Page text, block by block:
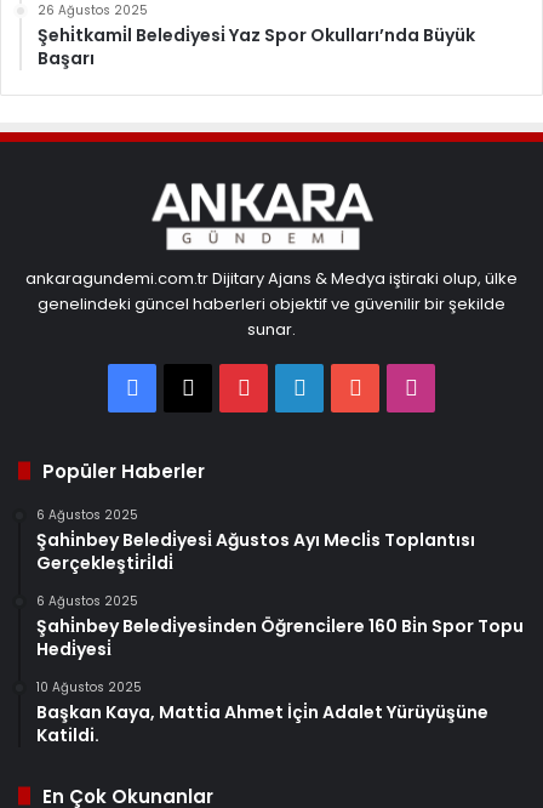
26 Ağustos 2025
Şehi̇tkami̇l Beledi̇yesi̇ Yaz Spor Okulları’nda Büyük
Başarı
ankaragundemi.com.tr Dijitary Ajans & Medya iştiraki olup, ülke
genelindeki güncel haberleri objektif ve güvenilir bir şekilde
sunar.
Facebook
X PinterestLinkedInYouTube
Popüler Haberler
6 Ağustos 2025
Şahi̇nbey Beledi̇yesi̇ Ağustos Ayı Mecli̇s Toplantısı
Gerçekleşti̇ri̇ldi̇
6 Ağustos 2025
Şahi̇nbey Beledi̇yesi̇nden Öğrenci̇lere 160 Bi̇n Spor Topu
Hedi̇yesi̇
10 Ağustos 2025
Başkan Kaya, Matti̇a Ahmet İçi̇n Adalet Yürüyüşüne
Katildi.
En Çok Okunanlar